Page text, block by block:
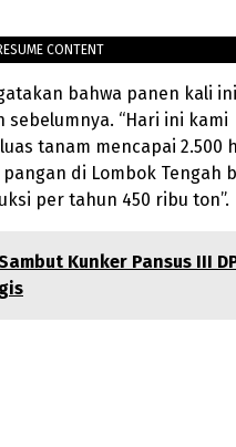
CONTENT
bahwa panen kali ini
“Hari ini kami
tanam mencapai 2.500
di Lombok Tengah
per tahun 450 ribu ton”.
Kunker Pansus III